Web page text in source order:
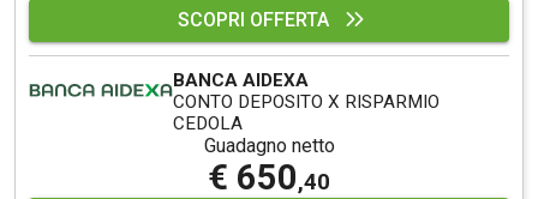
SCOPRI OFFERTA
BANCA AIDEXA
CONTO DEPOSITO X RISPARMIO
CEDOLA
Guadagno netto
€ 650,40